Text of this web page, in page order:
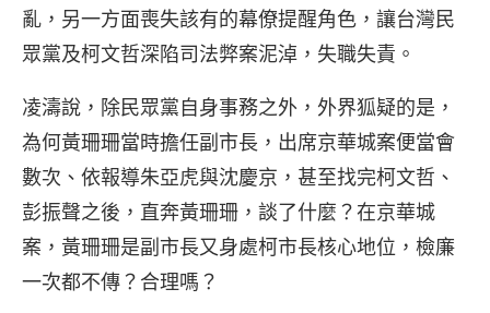
亂，另一方面喪失該有的幕僚提醒角色，讓台灣民
眾黨及柯文哲深陷司法弊案泥淖，失職失責。
凌濤說，除民眾黨自身事務之外，外界狐疑的是，
為何黃珊珊當時擔任副市長，出席京華城案便當會
數次、依報導朱亞虎與沈慶京，甚至找完柯文哲、
彭振聲之後，直奔黃珊珊，談了什麼？在京華城
案，黃珊珊是副市長又身處柯市長核心地位，檢廉
一次都不傳？合理嗎？